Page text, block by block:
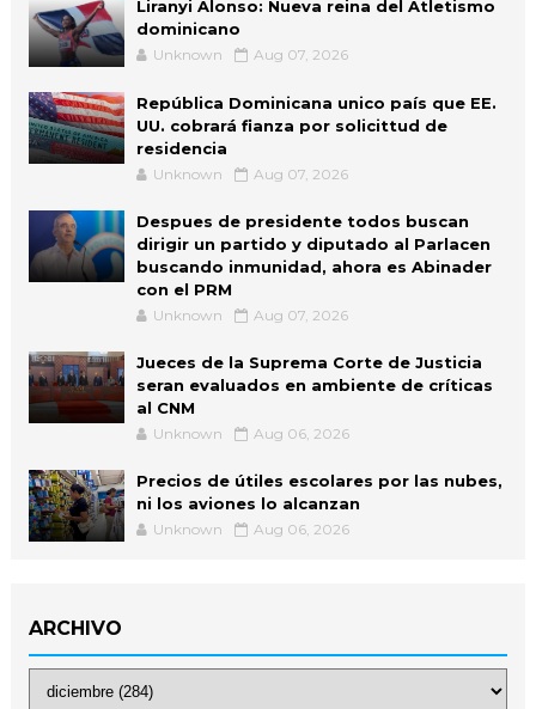
Liranyi Alonso: Nueva reina del Atletismo
dominicano
Unknown Aug 07, 2026
República Dominicana unico país que EE.
UU. cobrará fianza por solicittud de
residencia
Unknown Aug 07, 2026
Despues de presidente todos buscan
dirigir un partido y diputado al Parlacen
buscando inmunidad, ahora es Abinader
con el PRM
Unknown Aug 07, 2026
Jueces de la Suprema Corte de Justicia
seran evaluados en ambiente de críticas
al CNM
Unknown Aug 06, 2026
Precios de útiles escolares por las nubes,
ni los aviones lo alcanzan
Unknown Aug 06, 2026
ARCHIVO